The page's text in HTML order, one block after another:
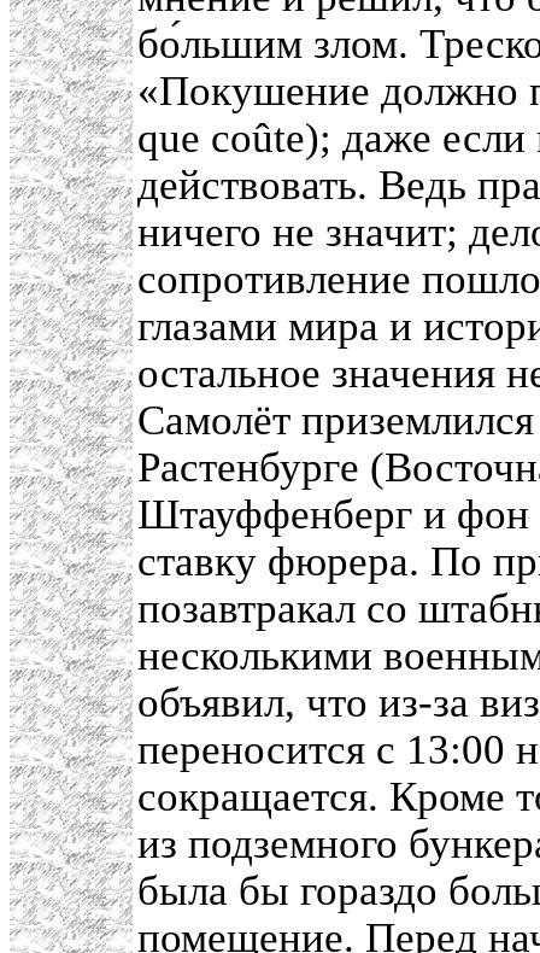
бо́льшим злом.
«Покушение должно
que coûte); даже
действовать. Ведь
ничего не значит;
сопротивление
глазами мира и
остальное значения
Самолёт
Растенбурге
Штауффенберг и фон
ставку фюрера. По
позавтракал со
несколькими
объявил, что из-за
переносится с 13:00
сокращается. Кроме
из подземного
была бы гораздо
помещение. Перед